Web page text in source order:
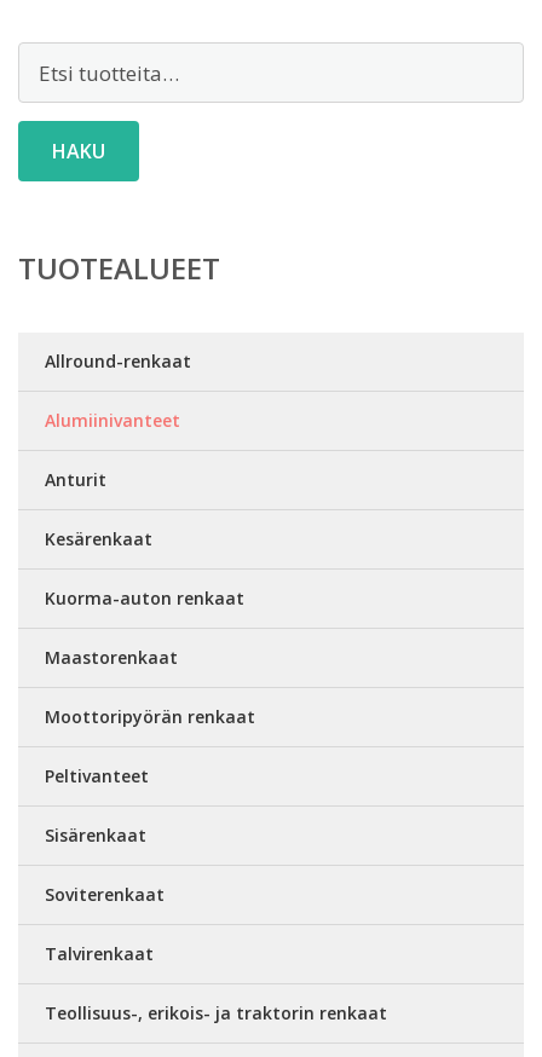
HAKU
TUOTEALUEET
Allround-renkaat
Alumiinivanteet
Anturit
Kesärenkaat
Kuorma-auton renkaat
Maastorenkaat
Moottoripyörän renkaat
Peltivanteet
Sisärenkaat
Soviterenkaat
Talvirenkaat
Teollisuus-, erikois- ja traktorin renkaat